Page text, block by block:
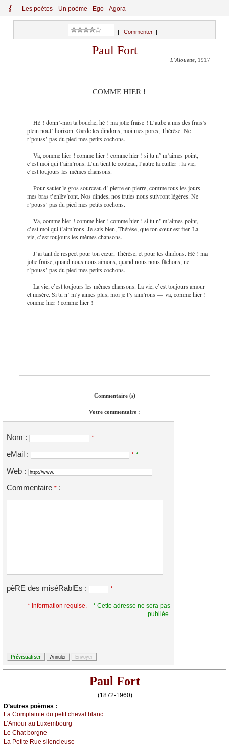
{ Les poètes Un poème Ego Agora
Commenter
Paul Fort
L’Alouette , 1917
COMME HIER !
Hé ! donn’-moi ta bouche, hé ! ma jolie fraise ! L’aube a mis des frais’s
plein nout’ horizon. Garde tes dindons, moi mes porcs, Thérèse. Ne
r’pouss’ pas du pied mes petits cochons.
Va, comme hier ! comme hier ! comme hier ! si tu n’ m’aimes point,
c’est moi qui t’aim’rons. L’un tient le couteau, l’autre la cuiller : la vie,
c’est toujours les mêmes chansons.
Pour sauter le gros sourceau d’ pierre en pierre, comme tous les jours
mes bras t’enlèv’ront. Nos dindes, nos truies nous suivront légères. Ne
r’pouss’ pas du pied mes petits cochons.
Va, comme hier ! comme hier ! comme hier ! si tu n’ m’aimes point,
c’est moi qui t’aim’rons. Je sais bien, Thérèse, que ton cœur est fier. La
vie, c’est toujours les mêmes chansons.
J’ai tant de respect pour ton cœur, Thérèse, et pour tes dindons. Hé ! ma
jolie fraise, quand nous nous aimons, quand nous nous fâchons, ne
r’pouss’ pas du pied mes petits cochons.
La vie, c’est toujours les mêmes chansons. La vie, c’est toujours amour
et misère. Si tu n’ m’y aimes plus, moi je t’y aim’rons — va, comme hier !
comme hier ! comme hier !
Commentaire (s)
Votre commentaire :
Nom : *
eMail : * *
Web :
Commentaire * :
pèRE des miséRablEs : *
* Information requise.
* Cette adresse ne sera pas
publiée.
Paul Fort
(1872-1960)
D’autrеs pоèmеs :
Lа Соmplаintе du pеtit сhеvаl blаnс
L’Αmоur аu Luхеmbоurg
Lе Сhаt bоrgnе
Lа Ρеtitе Ruе silеnсiеusе